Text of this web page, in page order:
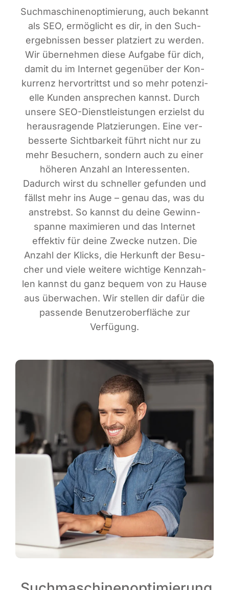
Such­ma­schi­nen­op­ti­mie­rung, auch bekannt
als SEO, ermög­licht es dir, in den Such­
ergeb­nis­sen bes­ser plat­ziert zu wer­den.
Wir über­neh­men die­se Auf­ga­be für dich,
damit du im Inter­net gegen­über der Kon­
kur­renz her­vor­trittst und so mehr poten­zi­
el­le Kun­den anspre­chen kannst. Durch
unse­re SEO-Dienst­leis­tun­gen erzielst du
her­aus­ra­gen­de Plat­zie­run­gen. Eine ver­
bes­ser­te Sicht­bar­keit führt nicht nur zu
mehr Besu­chern, son­dern auch zu einer
höhe­ren Anzahl an Inter­es­sen­ten.
Dadurch wirst du schnel­ler gefun­den und
fällst mehr ins Auge – genau das, was du
anstrebst. So kannst du dei­ne Gewinn­
span­ne maxi­mie­ren und das Inter­net
effek­tiv für dei­ne Zwe­cke nut­zen. Die
Anzahl der Klicks, die Her­kunft der Besu­
cher und vie­le wei­te­re wich­ti­ge Kenn­zah­
len kannst du ganz bequem von zu Hau­se
aus über­wa­chen. Wir stel­len dir dafür die
pas­sen­de Benut­zer­ober­flä­che zur
Verfügung.